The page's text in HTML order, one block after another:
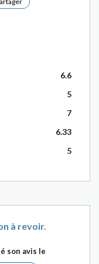
6.6
5
7
6.33
5
à revoir.
son avis le